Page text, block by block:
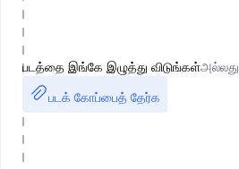
படத்தை இங்கே இழுத்து விடுங்கள்அல்லது
படக் கோப்பைத் தேர்க